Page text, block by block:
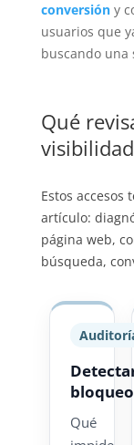
conversióny
usuarios que
buscando una
Qué
Estos accesos
artículo:
página web,
búsqueda,
Qué